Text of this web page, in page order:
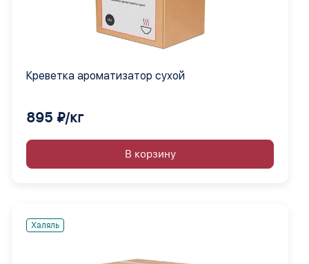
Креветка ароматизатор сухой
895 ₽/кг
В корзину
Халяль